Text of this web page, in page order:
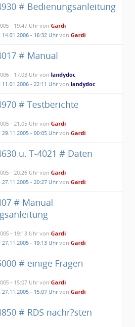
# Bedienungsanleitung
- 19:47 Uhr vonGardi
14.01.2006 - 16:32 UhrvonGardi
# Manual
- 17:03 Uhr vonlandydoc
11.01.2006 - 22:11 Uhrvonlandydoc
# Testberichte
- 21:05 Uhr vonGardi
29.11.2005 - 00:05 UhrvonGardi
u. T-4021 # Daten
- 20:26 Uhr vonGardi
27.11.2005 - 20:27 UhrvonGardi
# Manual
- 19:13 Uhr vonGardi
27.11.2005 - 19:13 UhrvonGardi
# einige Fragen
- 15:07 Uhr vonGardi
27.11.2005 - 15:07 UhrvonGardi
# RDS nachr?sten